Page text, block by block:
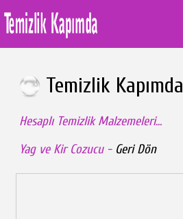
Temizlik Kapımda
Hesaplı Temizlik Malzemeleri...
Yag ve Kir Cozucu - Geri Dön